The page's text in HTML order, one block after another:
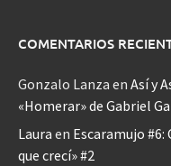
COMENTARIOS
Gonzalo Lanza en Así y
«Homerar» de Gabriel
Laura en Escaramujo
que crecí» #2